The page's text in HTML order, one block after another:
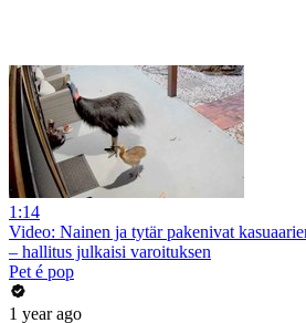
1:14
Video: Nainen ja tytär pakenivat
– hallitus julkaisi varoituksen
Pet é pop
1 year ago